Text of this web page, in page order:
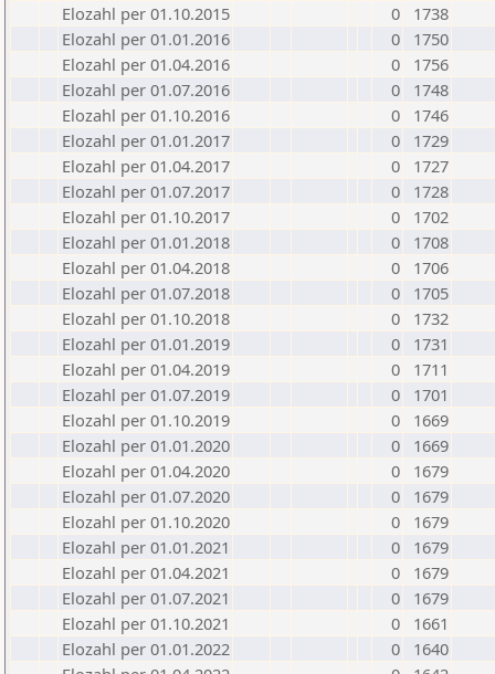
Elozahl per 01.10.2015
0
1738
Elozahl per 01.01.2016
0
1750
Elozahl per 01.04.2016
0
1756
Elozahl per 01.07.2016
0
1748
Elozahl per 01.10.2016
0
1746
Elozahl per 01.01.2017
0
1729
Elozahl per 01.04.2017
0
1727
Elozahl per 01.07.2017
0
1728
Elozahl per 01.10.2017
0
1702
Elozahl per 01.01.2018
0
1708
Elozahl per 01.04.2018
0
1706
Elozahl per 01.07.2018
0
1705
Elozahl per 01.10.2018
0
1732
Elozahl per 01.01.2019
0
1731
Elozahl per 01.04.2019
0
1711
Elozahl per 01.07.2019
0
1701
Elozahl per 01.10.2019
0
1669
Elozahl per 01.01.2020
0
1669
Elozahl per 01.04.2020
0
1679
Elozahl per 01.07.2020
0
1679
Elozahl per 01.10.2020
0
1679
Elozahl per 01.01.2021
0
1679
Elozahl per 01.04.2021
0
1679
Elozahl per 01.07.2021
0
1679
Elozahl per 01.10.2021
0
1661
Elozahl per 01.01.2022
0
1640